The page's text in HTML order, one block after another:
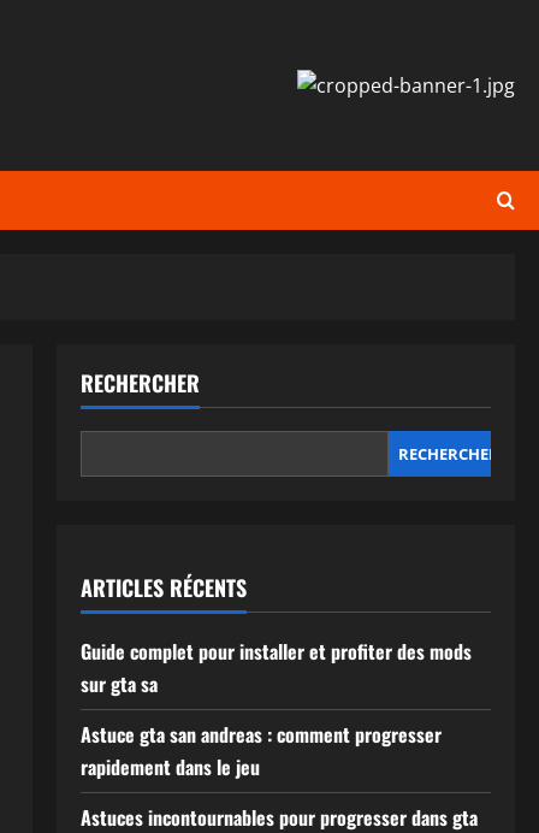
RECHERCHER
RECHERCHER
ARTICLES RÉCENTS
Guide complet pour installer et profiter des mods
sur gta sa
Astuce gta san andreas : comment progresser
rapidement dans le jeu
Astuces incontournables pour progresser dans gta